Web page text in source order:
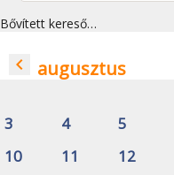
Bővített kereső…
navigate_before augusztus
3
4 5
10
11 12